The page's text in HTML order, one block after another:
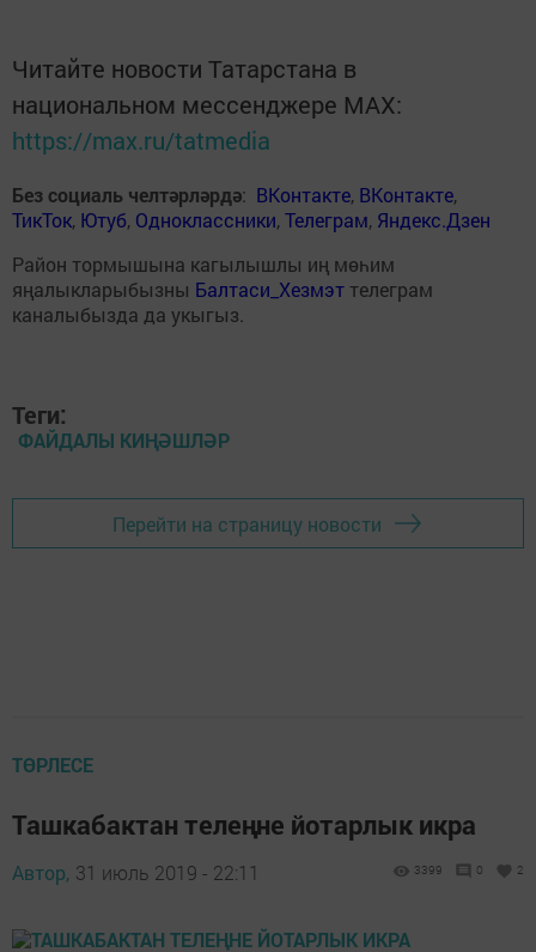
Читайте новости Татарстана в
национальном мессенджере MАХ:
https://max.ru/tatmedia
Без социаль челтәрләрдә: ВКонтакте, ВКонтакте,
ТикТок, Ютуб, Одноклассники,Телеграм, Яндекс.Дзен
Район тормышына кагылышлы иң мөһим
яңалыкларыбызны Балтаси_Хезмэт телеграм
каналыбызда да укыгыз.
Теги:
ФАЙДАЛЫ КИҢӘШЛӘР
Перейти на страницу новости
ТӨРЛЕСЕ
Ташкабактан телеңне йотарлык икра
Автор, 31 июль 2019 - 22:11 3399 0 2